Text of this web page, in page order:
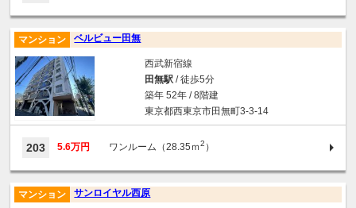
ベルビュー田無
マンション
西武新宿線
田無駅/ 徒歩5分
築年 52年 / 8階建
東京都西東京市田無町3-3-14
203 5.6万円 ワンルーム（28.35ｍ2 ）
サンロイヤル西原
マンション